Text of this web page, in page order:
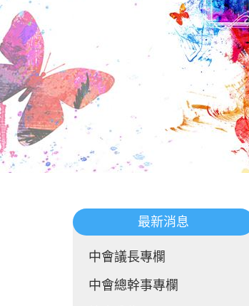
最新消息
中會議長專欄
中會總幹事專欄